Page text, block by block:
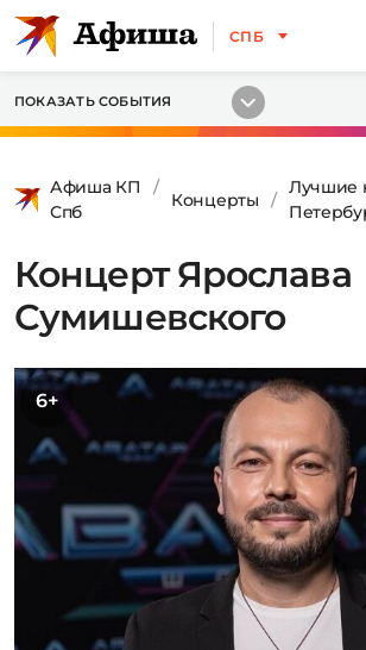
СПБ
ПОКАЗАТЬ СОБЫТИЯ
Афиша КП
Спб
Концерты
Лучшие
Концерт Ярослава
Сумишевского
6+